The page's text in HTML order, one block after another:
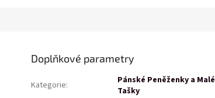
Doplňkové parametry
Kategorie:
Pánské Peněženky a Malé
Tašky